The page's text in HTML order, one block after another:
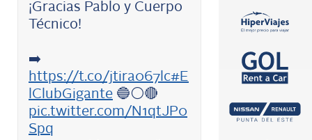
¡Gracias Pablo y Cuerpo
Técnico!
➡️
https://t.co/jtira067lc#E
lClubGigante 🔵⚪️🔴
pic.twitter.com/N1qtJP0
Spq